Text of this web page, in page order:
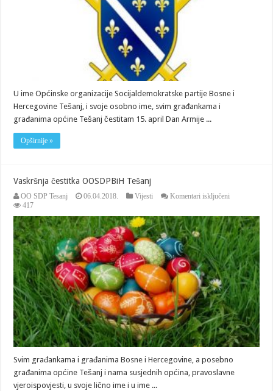
U ime Općinske organizacije Socijaldemokratske partije Bosne i
Hercegovine Tešanj, i svoje osobno ime, svim građankama i
građanima općine Tešanj čestitam 15. april Dan Armije ...
Opširnije »
Vaskršnja čestitka OOSDPBiH Tešanj
OO SDP Tesanj 06.04.2018. Vijesti Komentari isključeni
OOSDPBiH
Tešanj
417
Svim građankama i građanima Bosne i Hercegovine, a posebno
građanima općine Tešanj i nama susjednih općina, pravoslavne
vjeroispovjesti, u svoje lično ime i u ime ...